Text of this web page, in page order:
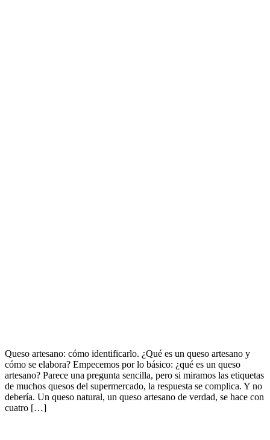
Queso artesano: cómo identificarlo. ¿Qué es un queso artesano y
cómo se elabora? Empecemos por lo básico: ¿qué es un queso
artesano? Parece una pregunta sencilla, pero si miramos las etiquetas
de muchos quesos del supermercado, la respuesta se complica. Y no
debería. Un queso natural, un queso artesano de verdad, se hace con
cuatro […]